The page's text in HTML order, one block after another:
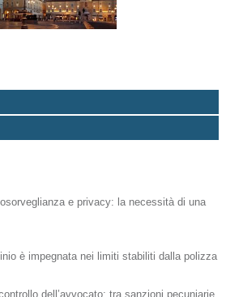
e privacy: la necessità di una
è impegnata nei limiti stabiliti dalla polizza
dell’avvocato: tra sanzioni pecuniarie